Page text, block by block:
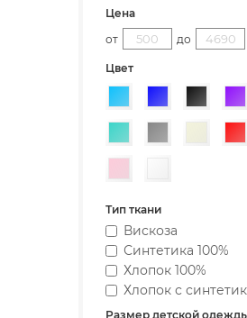
Цена
от
до
Цвет
ГолубойСиний
Бирюзовый
Тип ткани
Вискоза
Синтетика 100%
Хлопок 100%
Хлопок с
Размер детской